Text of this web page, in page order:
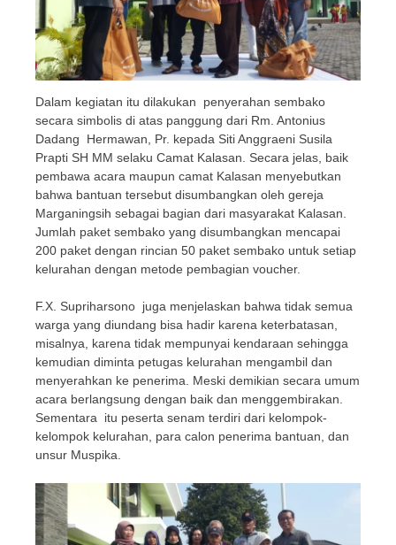
Dalam kegiatan itu dilakukan penyerahan sembako
secara simbolis di atas panggung dari Rm. Antonius
Dadang Hermawan, Pr. kepada Siti Anggraeni Susila
Prapti SH MM selaku Camat Kalasan. Secara jelas, baik
pembawa acara maupun camat Kalasan menyebutkan
bahwa bantuan tersebut disumbangkan oleh gereja
Marganingsih sebagai bagian dari masyarakat Kalasan.
Jumlah paket sembako yang disumbangkan mencapai
200 paket dengan rincian 50 paket sembako untuk setiap
kelurahan dengan metode pembagian voucher.
F.X. Supriharsono juga menjelaskan bahwa tidak semua
warga yang diundang bisa hadir karena keterbatasan,
misalnya, karena tidak mempunyai kendaraan sehingga
kemudian diminta petugas kelurahan mengambil dan
menyerahkan ke penerima. Meski demikian secara umum
acara berlangsung dengan baik dan menggembirakan.
Sementara itu peserta senam terdiri dari kelompok-
kelompok kelurahan, para calon penerima bantuan, dan
unsur Muspika.